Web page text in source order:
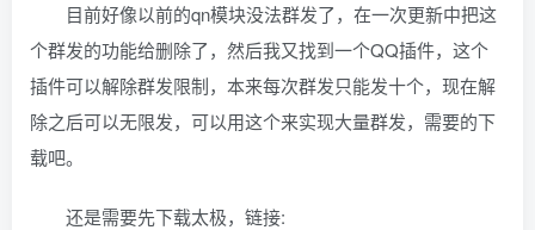
目前好像以前的qn模块没法群发了，在一次更新中把这
个群发的功能给删除了，然后我又找到一个QQ插件，这个
插件可以解除群发限制，本来每次群发只能发十个，现在解
除之后可以无限发，可以用这个来实现大量群发，需要的下
载吧。
还是需要先下载太极，链接: